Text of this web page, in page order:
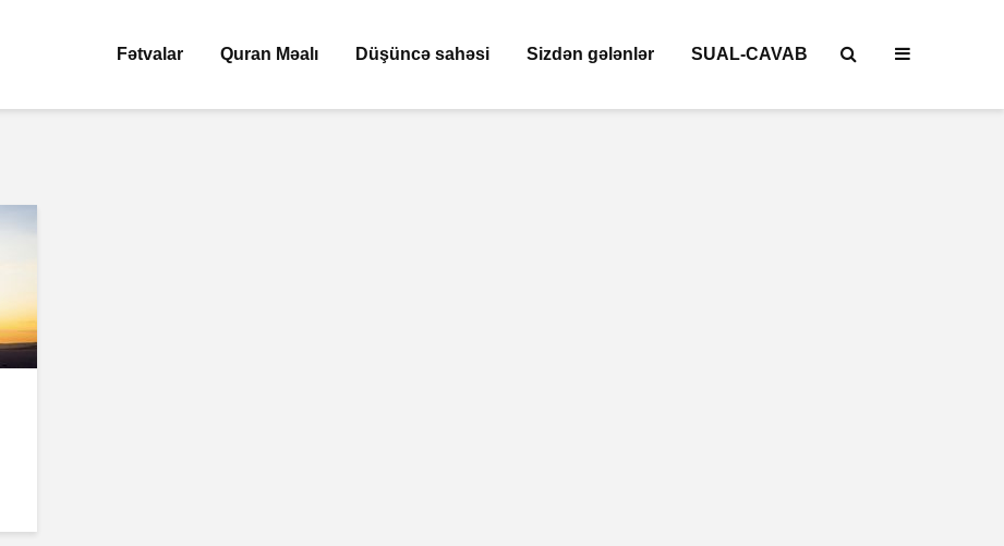
Fətvalar Quran Məalı Düşüncə sahəsi Sizdən gələnlər SUAL-CAVAB